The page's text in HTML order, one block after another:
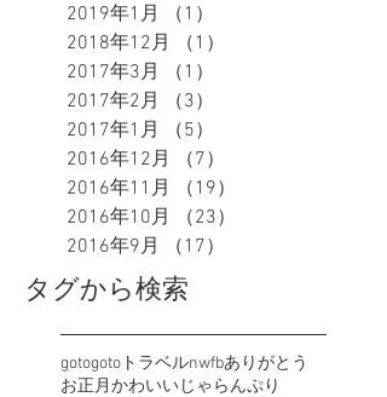
2019年1月
（1）
2018年12月
（1）
2017年3月
（1）
2017年2月
（3）
2017年1月
（5）
2016年12月
（7）
2016年11月
（19）
2016年10月
（23）
2016年9月
（17）
タグから検索
gotogotoトラベルnwfbありがとう
お正月かわいいじゃらんぷり